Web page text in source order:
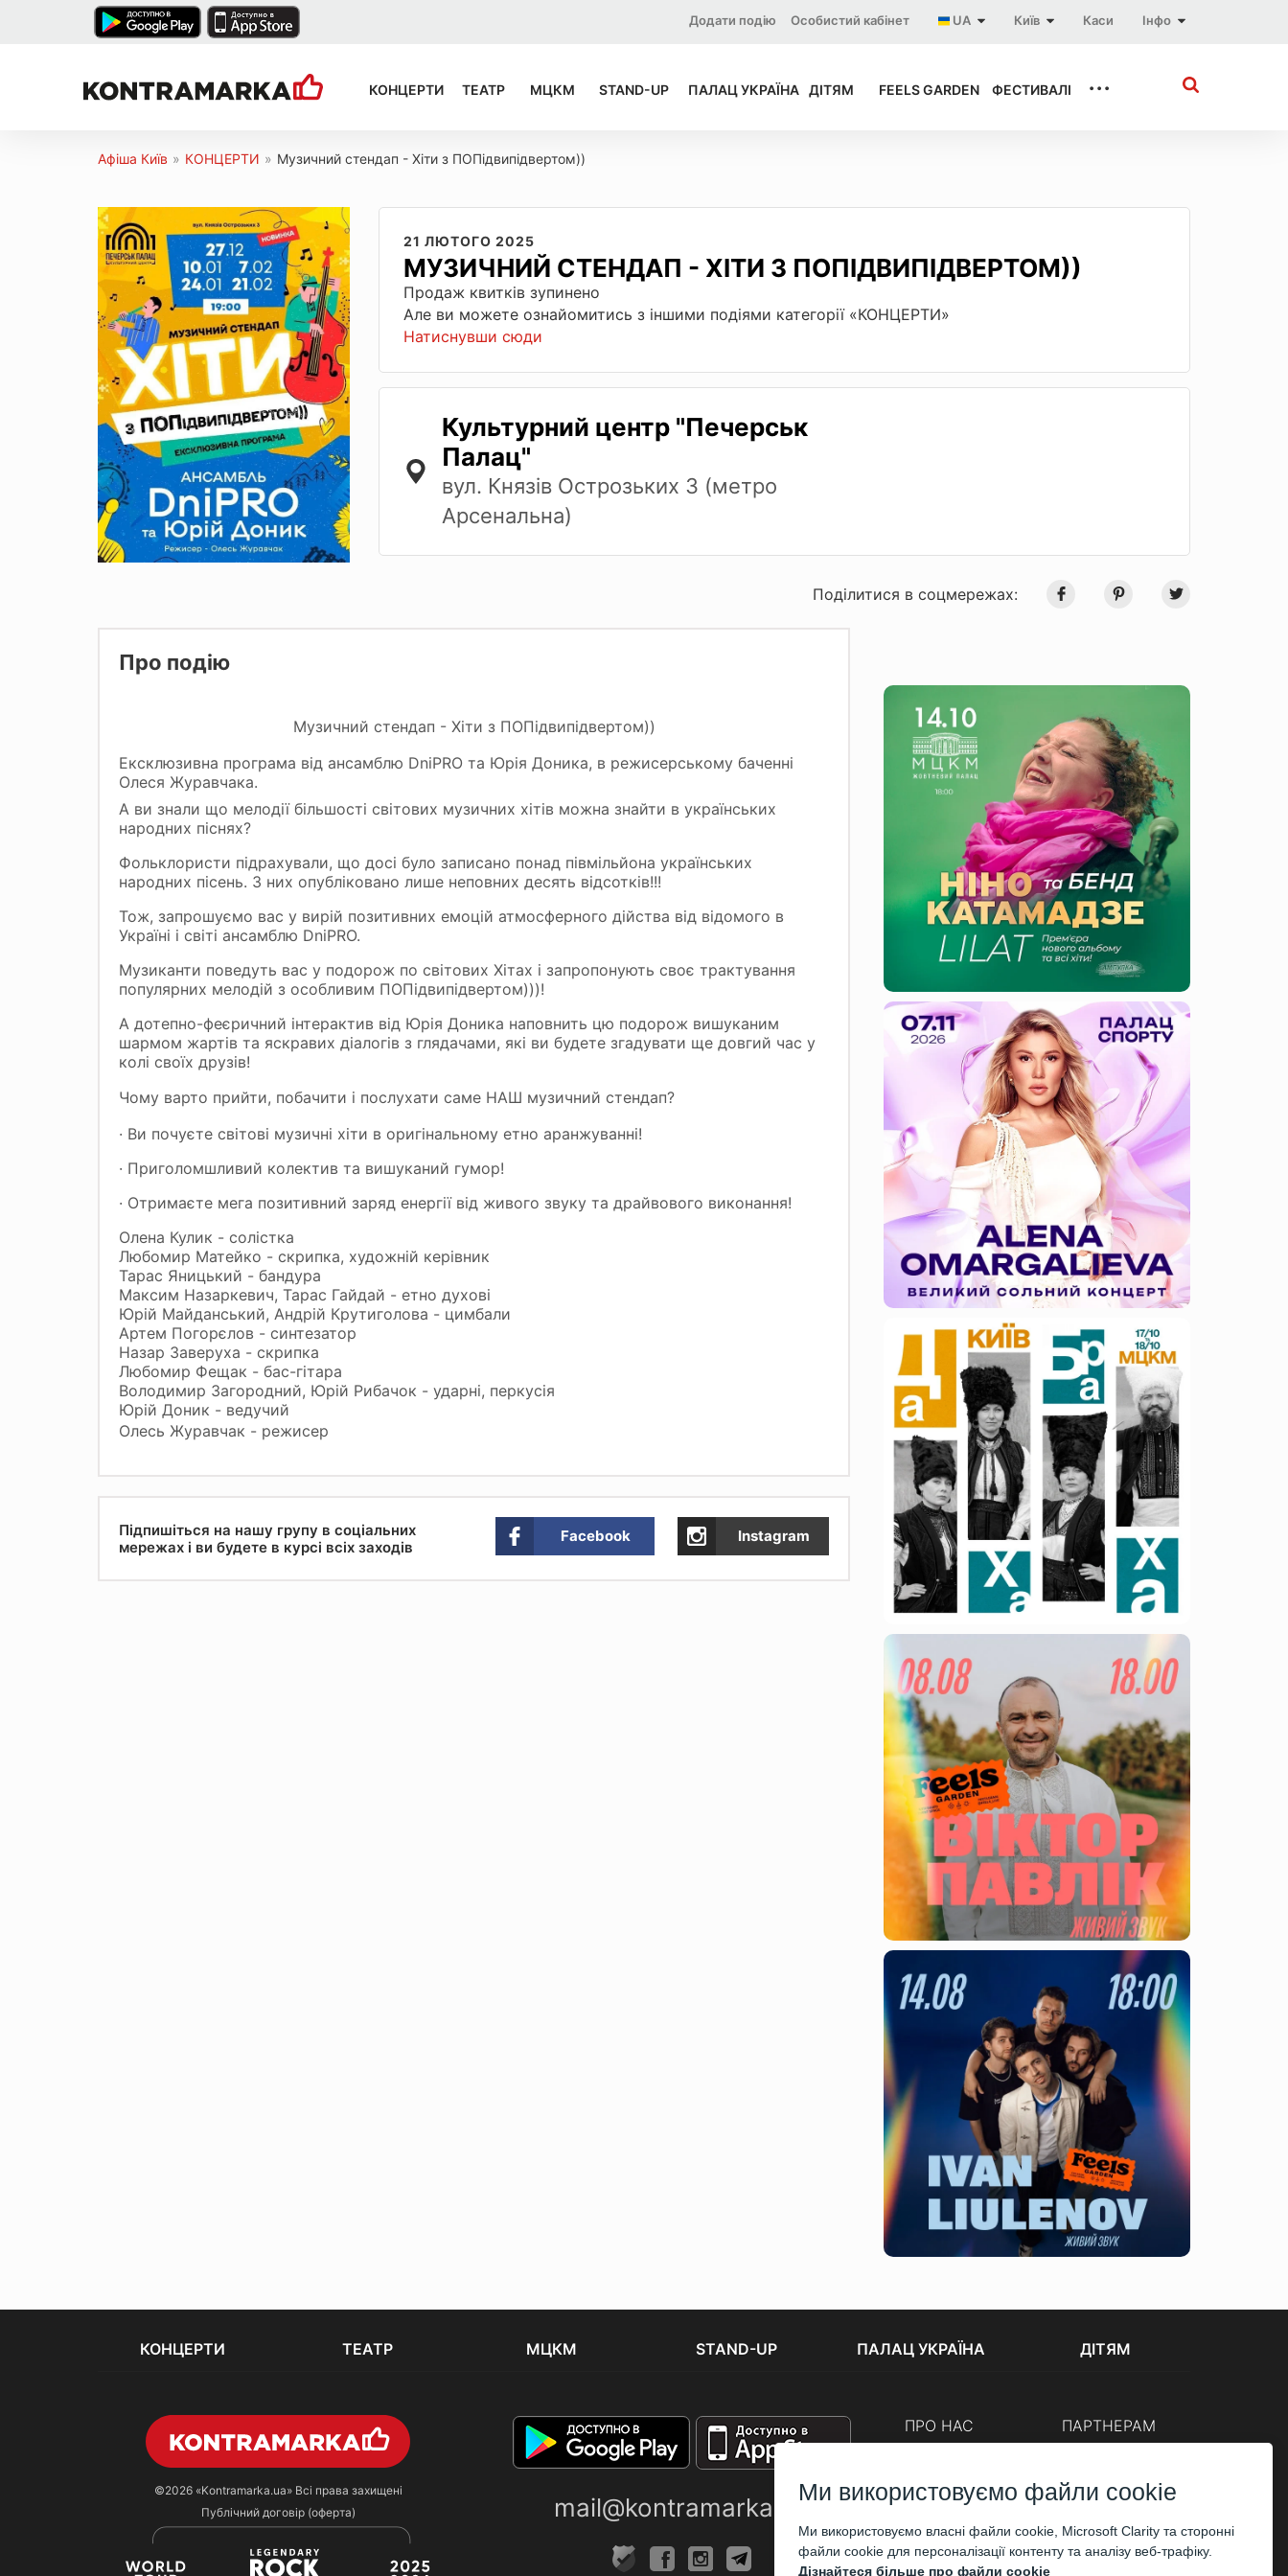
Інфо
Каси
Київ
UA
Особистий кабінет
Додати подію
КОНЦЕРТИ ТЕАТР МЦКМ STAND-UP ПАЛАЦ УКРАЇНА ДІТЯМ FEELS GARDEN ФЕСТИВАЛІ ...
Афіша Київ » КОНЦЕРТИ » Музичний стендап - Хіти з ПОПідвипідвертом))
21 ЛЮТОГО 2025
МУЗИЧНИЙ СТЕНДАП - ХІТИ З ПОПІДВИПІДВЕРТОМ))
Продаж квитків зупинено
Але ви можете ознайомитись з іншими подіями категорії «КОНЦЕРТИ»
Натиснувши сюди
Культурний центр "Печерськ
Палац"
вул. Князів Острозьких 3 (метро
Арсенальна)
Поділитися в соцмережах:
Про подію
Музичний стендап - Хіти з ПОПідвипідвертом))
Ексклюзивна програма від ансамблю DniPRO та Юрія Доника, в режисерському баченні
Олеся Журавчака.
А ви знали що мелодії більшості світових музичних хітів можна знайти в українських
народних піснях?
Фольклористи підрахували, що досі було записано понад півмільйона українських
народних пісень. З них опубліковано лише неповних десять відсотків!!!
Тож, запрошуємо вас у вирій позитивних емоцій атмосферного дійства від відомого в
Україні і світі ансамблю DniPRO.
Музиканти поведуть вас у подорож по світових Хітах і запропонують своє трактування
популярних мелодій з особливим ПОПідвипідвертом)))!
А дотепно-феєричний інтерактив від Юрія Доника наповнить цю подорож вишуканим
шармом жартів та яскравих діалогів з глядачами, які ви будете згадувати ще довгий час у
колі своїх друзів!
Чому варто прийти, побачити і послухати саме НАШ музичний стендап?
· Ви почуєте світові музичні хіти в оригінальному етно аранжуванні!
· Приголомшливий колектив та вишуканий гумор!
· Отримаєте мега позитивний заряд енергії від живого звуку та драйвового виконання!
Олена Кулик - солістка
Любомир Матейко - скрипка, художній керівник
Тарас Яницький - бандура
Максим Назаркевич, Тарас Гайдай - етно духові
Юрій Майданський, Андрій Крутиголова - цимбали
Артем Погорєлов - синтезатор
Назар Заверуха - скрипка
Любомир Фещак - бас-гітара
Володимир Загородний, Юрій Рибачок - ударні, перкусія
Юрій Доник - ведучий
Олесь Журавчак - режисер
Підпишіться на нашу групу в соціальних
мережах і ви будете в курсі всіх заходів
Facebook Instagram
КОНЦЕРТИ ТЕАТР МЦКМ STAND-UP ПАЛАЦ УКРАЇНА ДІТЯМ
©2026 «Kontramarka.ua»Всі права захищені
Публічний договір (оферта)
mail@kontramarka.ua
ПРО НАС ПАРТНЕРАМ
Корпоративним клієнтам
Ми використовуємо файли cookie
Ми використовуємо власні файли cookie, Microsoft Clarity та сторонні
файли cookie для персоналізації контенту та аналізу веб-трафіку.
Дізнайтеся більше про файли cookie